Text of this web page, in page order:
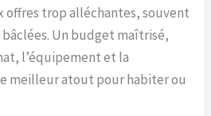
offres trop alléchantes, souvent
Un budget maîtrisé,
l’équipement et la
meilleur atout pour habiter ou